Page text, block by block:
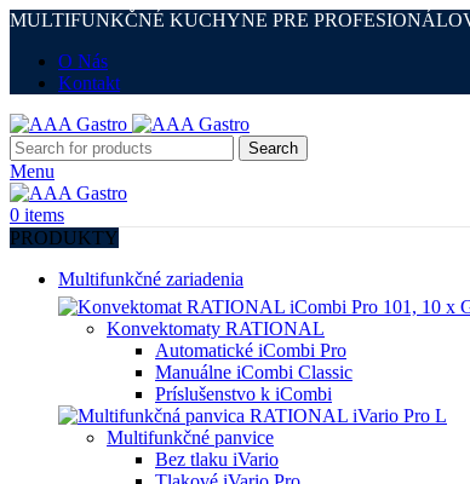
MULTIFUNKČNÉ KUCHYNE PRE
O Nás
Kontakt
Search
Menu
0 items
PRODUKTY
Multifunkčné zariadenia
Konvektomaty RATIONAL
Automatické iCombi Pro
Manuálne iCombi Classic
Príslušenstvo k iCombi
Multifunkčné panvice
Bez tlaku iVario